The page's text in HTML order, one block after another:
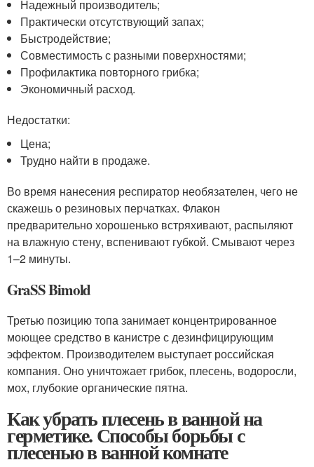
Надежный производитель;
Практически отсутствующий запах;
Быстродействие;
Совместимость с разными поверхностями;
Профилактика повторного грибка;
Экономичный расход.
Недостатки:
Цена;
Трудно найти в продаже.
Во время нанесения респиратор необязателен, чего не
скажешь о резиновых перчатках. Флакон
предварительно хорошенько встряхивают, распыляют
на влажную стену, вспенивают губкой. Смывают через
1–2 минуты.
GraSS Bimold
Третью позицию топа занимает концентрированное
моющее средство в канистре с дезинфицирующим
эффектом. Производителем выступает российская
компания. Оно уничтожает грибок, плесень, водоросли,
мох, глубокие органические пятна.
Как убрать плесень в ванной на
герметике. Способы борьбы с
плесенью в ванной комнате